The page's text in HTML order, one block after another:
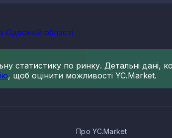
області
статистику по ринку. Детальні дані,
, щоб оцінити можливості YC.Market.
Про YC.Market